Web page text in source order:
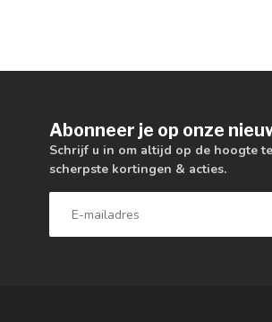
Abonneer je op onze
Schrijf u in om altijd op de hoogte
scherpste kortingen & acties.